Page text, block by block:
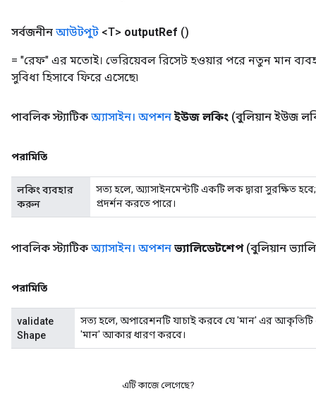
সর্বজনীন আউটপুট <T> outputRef ()
= "রেফ" এর মতোই। ভেরিয়েবল রিসেট হওয়ার পরে নতুন মান
সুবিধা হিসাবে ফিরে এসেছে৷
পাবলিক স্ট্যাটিক অ্যাসাইন। অপশন ইউজ লকিং (বুলিয়ান ইউজ
পরামিতি
লকিং ব্যবহার
করুন
সত্য হলে, অ্যাসাইনমেন্টটি একটি লক দ্বারা সুরক্ষিত
প্রদর্শন করতে পারে।
পাবলিক স্ট্যাটিক অ্যাসাইন। অপশন ভ্যালিডেটশেপ (বুলিয়ান
পরামিতি
validate
Shape
সত্য হলে, অপারেশনটি যাচাই করবে যে 'মান' এর
'মান' আকার ধারণ করবে।
এটি কাজে লেগেছে?